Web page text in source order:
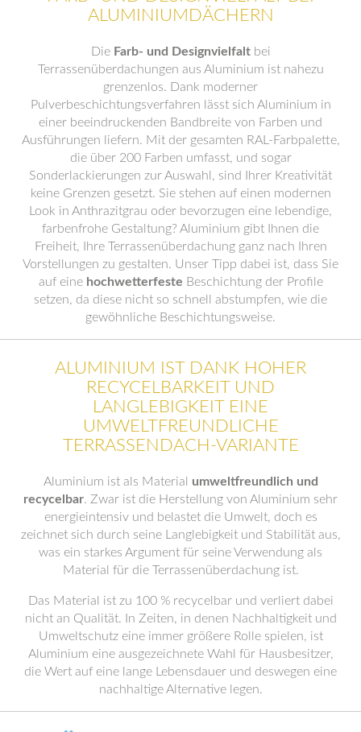
ALUMINIUMDÄCHERN
Die Farb- und Designvielfaltbei
Terrassenüberdachungen aus Aluminium ist nahezu
grenzenlos. Dank moderner
Pulverbeschichtungsverfahren lässt sich Aluminium in
einer beeindruckenden Bandbreite von Farben und
Ausführungen liefern. Mit der gesamten RAL-Farbpalette,
die über 200 Farben umfasst, und sogar
Sonderlackierungen zur Auswahl, sind Ihrer Kreativität
keine Grenzen gesetzt. Sie stehen auf einen modernen
Look in Anthrazitgrau oder bevorzugen eine lebendige,
farbenfrohe Gestaltung? Aluminium gibt Ihnen die
Freiheit, Ihre Terrassenüberdachung ganz nach Ihren
Vorstellungen zu gestalten. Unser Tipp dabei ist, dass Sie
auf eine hochwetterfeste Beschichtung der Profile
setzen, da diese nicht so schnell abstumpfen, wie die
gewöhnliche Beschichtungsweise.
ALUMINIUM IST DANK HOHER
RECYCELBARKEIT UND
LANGLEBIGKEIT EINE
UMWELTFREUNDLICHE
TERRASSENDACH-VARIANTE
Aluminium ist als Material umweltfreundlich und
recycelbar. Zwar ist die Herstellung von Aluminium sehr
energieintensiv und belastet die Umwelt, doch es
zeichnet sich durch seine Langlebigkeit und Stabilität aus,
was ein starkes Argument für seine Verwendung als
Material für die Terrassenüberdachung ist.
Das Material ist zu 100 % recycelbar und verliert dabei
nicht an Qualität. In Zeiten, in denen Nachhaltigkeit und
Umweltschutz eine immer größere Rolle spielen, ist
Aluminium eine ausgezeichnete Wahl für Hausbesitzer,
die Wert auf eine lange Lebensdauer und deswegen eine
nachhaltige Alternative legen.